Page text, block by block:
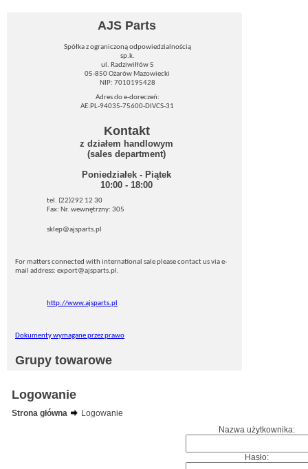
AJS Parts
Spółka z ograniczoną odpowiedzialnością
sp.k.
ul. Radziwiłłów 5
05-850 Ożarów Mazowiecki
NIP: 7010195428
Adres do e-doreczeń:
AE:PL-94035-75600-DIVCS-31
Kontakt
z działem handlowym
(sales department)
Poniedziałek - Piątek
10:00 - 18:00
tel. (22)292 12 30
Fax: Nr. wewnętrzny: 305
sklep@ajsparts.pl
For matters connected with international sale please contact us via e-
mail address: export@ajsparts.pl.
http://www.ajsparts.pl
Dokumenty wymagane przez prawo
Grupy towarowe
Logowanie
Strona główna
Logowanie
Nazwa użytkownika:
Hasło: